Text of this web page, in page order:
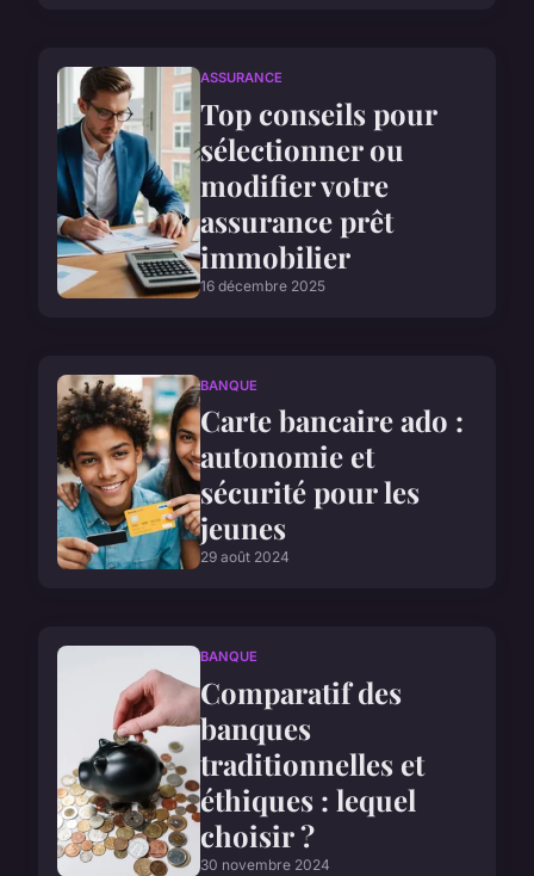
ASSURANCE
Top conseils pour
sélectionner ou
modifier votre
assurance prêt
immobilier
16 décembre 2025
BANQUE
Carte bancaire ado :
autonomie et
sécurité pour les
jeunes
29 août 2024
BANQUE
Comparatif des
banques
traditionnelles et
éthiques : lequel
choisir ?
30 novembre 2024